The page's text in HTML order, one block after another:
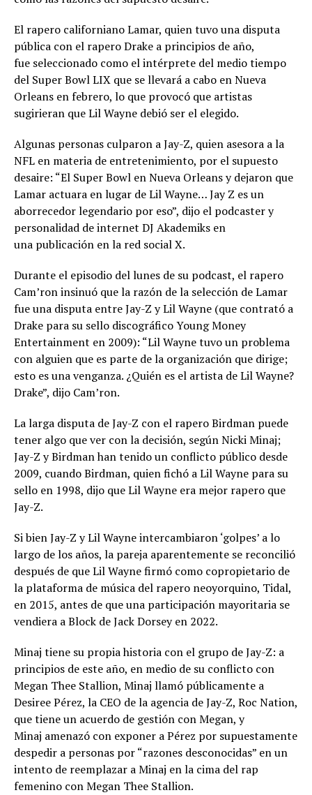
El rapero californiano Lamar, quien tuvo una disputa
pública con el rapero Drake a principios de año,
fue seleccionado como el intérprete del medio tiempo
del Super Bowl LIX que se llevará a cabo en Nueva
Orleans en febrero, lo que provocó que artistas
sugirieran que Lil Wayne debió ser el elegido.
Algunas personas culparon a Jay-Z, quien asesora a la
NFL en materia de entretenimiento, por el supuesto
desaire: “El Super Bowl en Nueva Orleans y dejaron que
Lamar actuara en lugar de Lil Wayne… Jay Z es un
aborrecedor legendario por eso”, dijo el podcaster y
personalidad de internet DJ Akademiks en
una publicación en la red social X.
Durante el episodio del lunes de su podcast, el rapero
Cam’ron insinuó que la razón de la selección de Lamar
fue una disputa entre Jay-Z y Lil Wayne (que contrató a
Drake para su sello discográfico Young Money
Entertainment en 2009): “Lil Wayne tuvo un problema
con alguien que es parte de la organización que dirige;
esto es una venganza. ¿Quién es el artista de Lil Wayne?
Drake”, dijo Cam’ron.
La larga disputa de Jay-Z con el rapero Birdman puede
tener algo que ver con la decisión, según Nicki Minaj;
Jay-Z y Birdman han tenido un conflicto público desde
2009, cuando Birdman, quien fichó a Lil Wayne para su
sello en 1998, dijo que Lil Wayne era mejor rapero que
Jay-Z.
Si bien Jay-Z y Lil Wayne intercambiaron ‘golpes’ a lo
largo de los años, la pareja aparentemente se reconcilió
después de que Lil Wayne firmó como copropietario de
la plataforma de música del rapero neoyorquino, Tidal,
en 2015, antes de que una participación mayoritaria se
vendiera a Block de Jack Dorsey en 2022.
Minaj tiene su propia historia con el grupo de Jay-Z: a
principios de este año, en medio de su conflicto con
Megan Thee Stallion, Minaj llamó públicamente a
Desiree Pérez, la CEO de la agencia de Jay-Z, Roc Nation,
que tiene un acuerdo de gestión con Megan, y
Minaj amenazó con exponer a Pérez por supuestamente
despedir a personas por “razones desconocidas” en un
intento de reemplazar a Minaj en la cima del rap
femenino con Megan Thee Stallion.